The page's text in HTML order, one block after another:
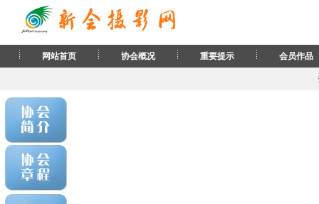
网站首页 协会概况 重要提示 会员作品